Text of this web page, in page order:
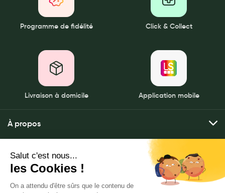
Programme de fidélité Click & Collect
Livraison à domicile Application mobile
À propos
Qui sommes-nous ?
Nos pharmacies
Mentions légales
Politique de gestion des données personnelles
Mes services
Envoyer mes ordonnances
Commander mes produits